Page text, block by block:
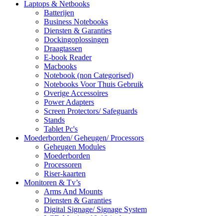
Laptops & Netbooks
Batterijen
Business Notebooks
Diensten & Garanties
Dockingoplossingen
Draagtassen
E-book Reader
Macbooks
Notebook (non Categorised)
Notebooks Voor Thuis Gebruik
Overige Accessoires
Power Adapters
Screen Protectors/ Safeguards
Stands
Tablet Pc's
Moederborden/ Geheugen/ Processors
Geheugen Modules
Moederborden
Processoren
Riser-kaarten
Monitoren & Tv’s
Arms And Mounts
Diensten & Garanties
Digital Signage/ Signage System